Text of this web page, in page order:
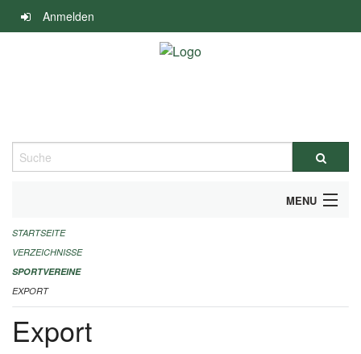
Navigation
überspringen
Anmelden
Suche
MENU
ALLGEMEINE INFORMATIONEN
FINANZIELLE UNTERSTÜTZUNG BENÖTIGT?
KONTAKT
STARTSEITE
VERZEICHNISSE
SPORTVEREINE
EXPORT
Export